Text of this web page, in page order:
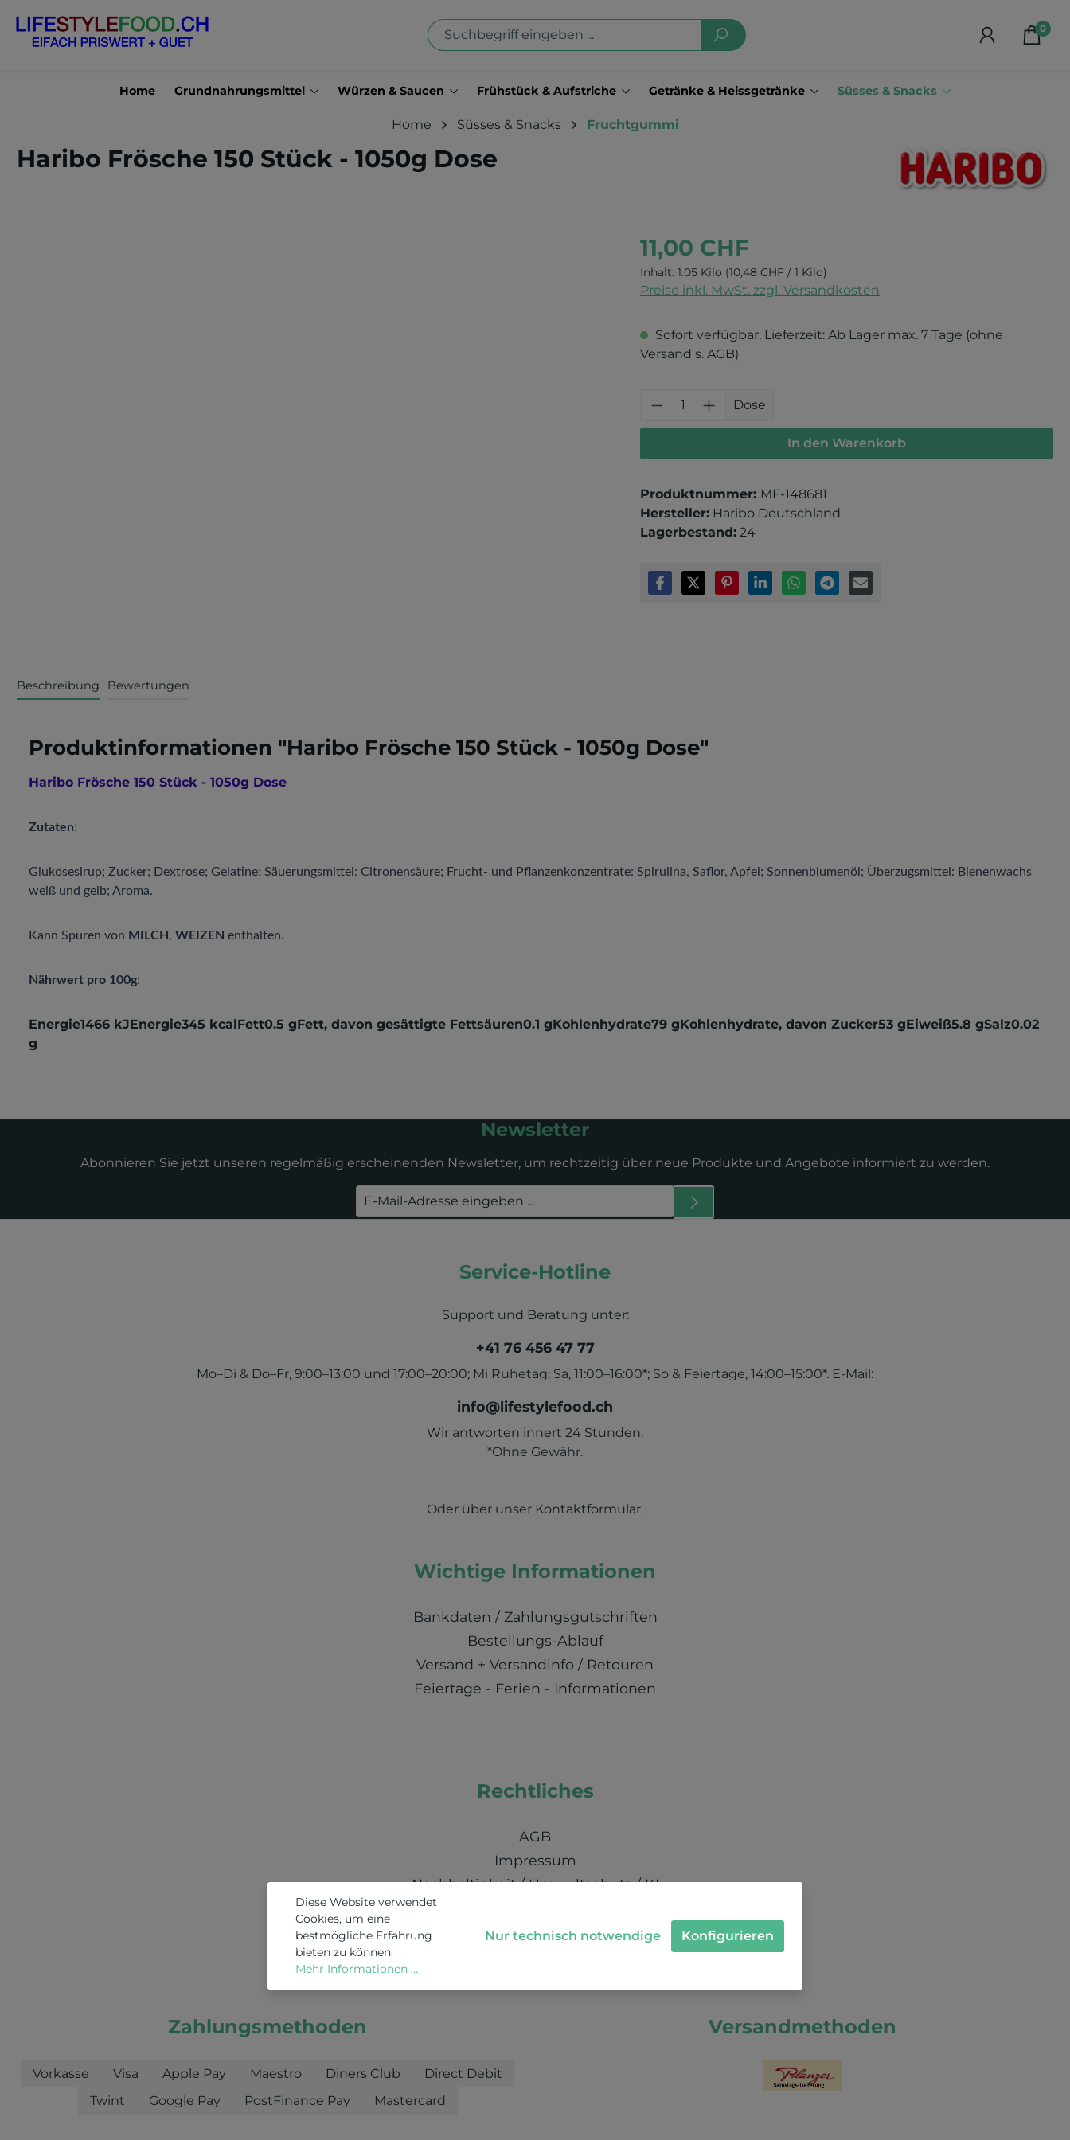
Zur Suche springen
0
Home Grundnahrungsmittel Würzen & Saucen Frühstück & Aufstriche Getränke & Heissgetränke Süsses & Snacks
Home Süsses & Snacks Fruchtgummi
Haribo Frösche 150 Stück - 1050g Dose
11,00 CHF
Inhalt: 1.05 Kilo (10,48 CHF / 1 Kilo)
Preise inkl. MwSt. zzgl. Versandkosten
Sofort verfügbar, Lieferzeit: Ab Lager max. 7 Tage (ohne
Versand s. AGB)
Produkt Anzahl: Gib den gewünschten
Dose
In den Warenkorb
Produktnummer: MF-148681
Hersteller: Haribo Deutschland
Lagerbestand: 24
Beschreibung Bewertungen
Produktinformationen "Haribo Frösche 150 Stück - 1050g Dose"
Haribo Frösche 150 Stück - 1050g Dose
Zutaten:
Glukosesirup; Zucker; Dextrose; Gelatine; Säuerungsmittel: Citronensäure; Frucht- und Pflanzenkonzentrate: Spirulina, Saflor, Apfel; Sonnenblumenöl; Überzugsmittel: Bienenwachs
weiß und gelb; Aroma.
Kann Spuren von MILCH , WEIZEN enthalten.
Nährwert pro 100g:
Energie1466 kJEnergie345 kcalFett0.5 gFett, davon gesättigte Fettsäuren0.1 gKohlenhydrate79 gKohlenhydrate, davon Zucker53 gEiweiß5.8 gSalz0.02
g
Newsletter
Abonnieren Sie jetzt unseren regelmäßig erscheinenden Newsletter, um rechtzeitig über neue Produkte und Angebote informiert zu werden.
Service-Hotline
Support und Beratung unter:
+41 76 456 47 77
Mo–Di & Do–Fr, 9:00–13:00 und 17:00–20:00; Mi Ruhetag; Sa, 11:00–16:00*; So & Feiertage, 14:00–15:00*. E-Mail:
info@lifestylefood.ch
Wir antworten innert 24 Stunden.
*Ohne Gewähr.
Oder über unser Kontaktformular.
Wichtige Informationen
Bankdaten / Zahlungsgutschriften
Bestellungs-Ablauf
Versand + Versandinfo / Retouren
Feiertage - Ferien - Informationen
Rechtliches
AGB
Impressum
Nachhaltigkeit / Umweltschutz / KI
Zahlungsmethoden
Vorkasse Visa Apple Pay Maestro Diners Club
Direct Debit
Twint
Google Pay PostFinance Pay Mastercard
Versandmethoden
Diese Website verwendet
Cookies, um eine
bestmögliche Erfahrung
bieten zu können.
Mehr Informationen ...
Nur technisch notwendige Konfigurieren